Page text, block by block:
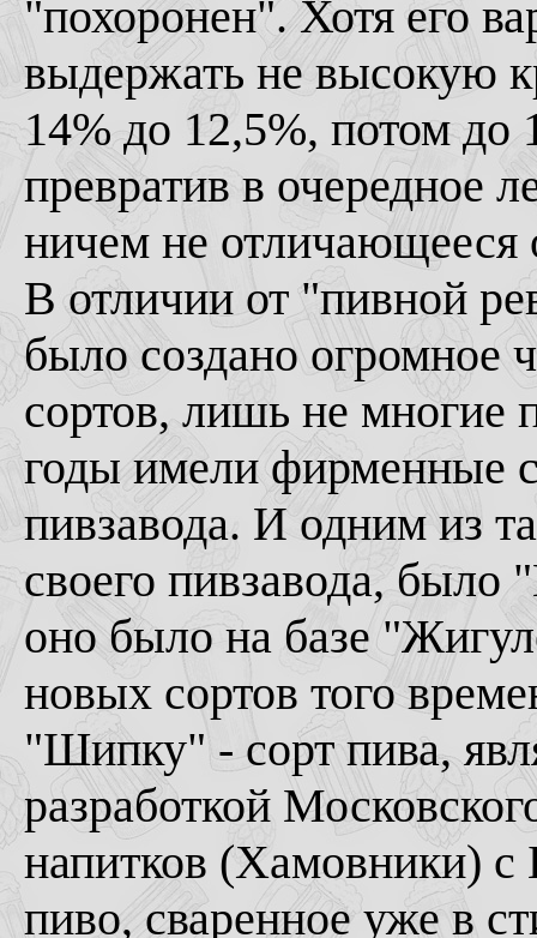
"похоронен". Хотя его
выдержать не высокую
14% до 12,5%, потом до
превратив в очередное
ничем не отличающееся
В отличии от "пивной
было создано огромное
сортов, лишь не
годы имели фирменные
пивзавода. И одним из
своего пивзавода, было
оно было на базе
новых сортов того
"Шипку" - сорт пива,
разработкой
напитков (Хамовники) с
пиво, сваренное уже в